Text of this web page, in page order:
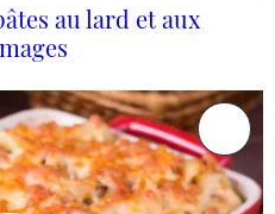
au lard et aux